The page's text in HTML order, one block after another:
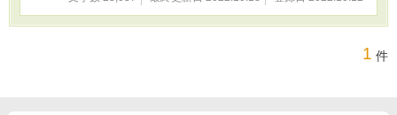
1 件